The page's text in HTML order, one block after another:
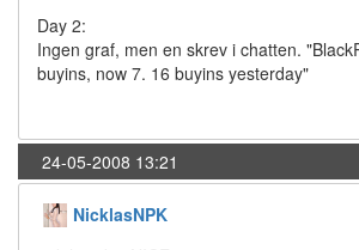
Day 2:
Ingen graf, men en skrev i chatten.
buyins, now 7. 16 buyins yesterday"
24-05-2008 13:21
NicklasNPK